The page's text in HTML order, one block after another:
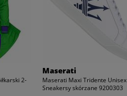
2-
Maserati
Maserati Maxi Tridente Unisex
Sneakersy skórzane 9200303